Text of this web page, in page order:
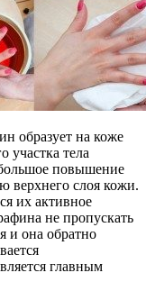
образует на коже
участка тела
повышение
верхнего слоя кожи.
их активное
не пропускать
и она обратно
главным